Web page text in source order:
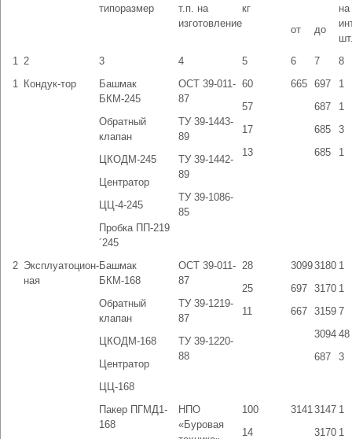
типоразмер
т.п. на
изготовление
кг
на
от до
1 2 3 4 5 6 7
8
1 Кондук-тор
Башмак
БКМ-245
Обратный
клапан
ЦКОДМ-245
Центратор
ЦЦ-4-245
Пробка ПП-219
´245
ОСТ 39-011-
87
ТУ 39-1443-
89
ТУ 39-1442-
89
ТУ 39-1086-
85
60
57
17
13
665 697
687
685
685
1
1
3
1
2 Эксплуатоцион-
ная
Башмак
БКМ-168
Обратный
клапан
ЦКОДМ-168
Центратор
ЦЦ-168
ОСТ 39-011-
87
ТУ 39-1219-
87
ТУ 39-1220-
88
28
25
11
3099
697
667
3180
3170
3159
3094
687
1
1
7
48
3
Пакер ПГМД1-
168
НПО
«Буровая
100
14
31413147
3170
1
1